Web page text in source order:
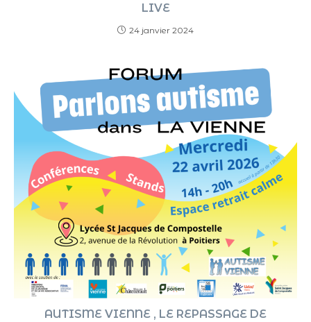
LIVE
24 janvier 2024
AUTISME VIENNE , LE REPASSAGE DE